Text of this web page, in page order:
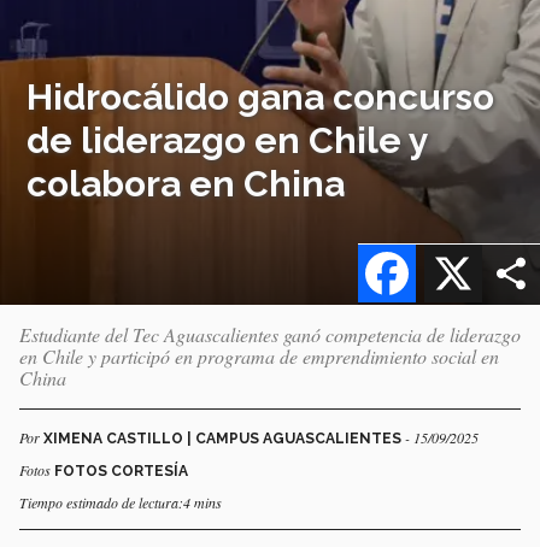
Hidrocálido gana concurso
de liderazgo en Chile y
colabora en China
X
Facebook
Estudiante del Tec Aguascalientes ganó competencia de liderazgo
en Chile y participó en programa de emprendimiento social en
China
Por XIMENA CASTILLO | CAMPUS AGUASCALIENTES - 15/09/2025
Fotos FOTOS CORTESÍA
Tiempo estimado de lectura:4 mins